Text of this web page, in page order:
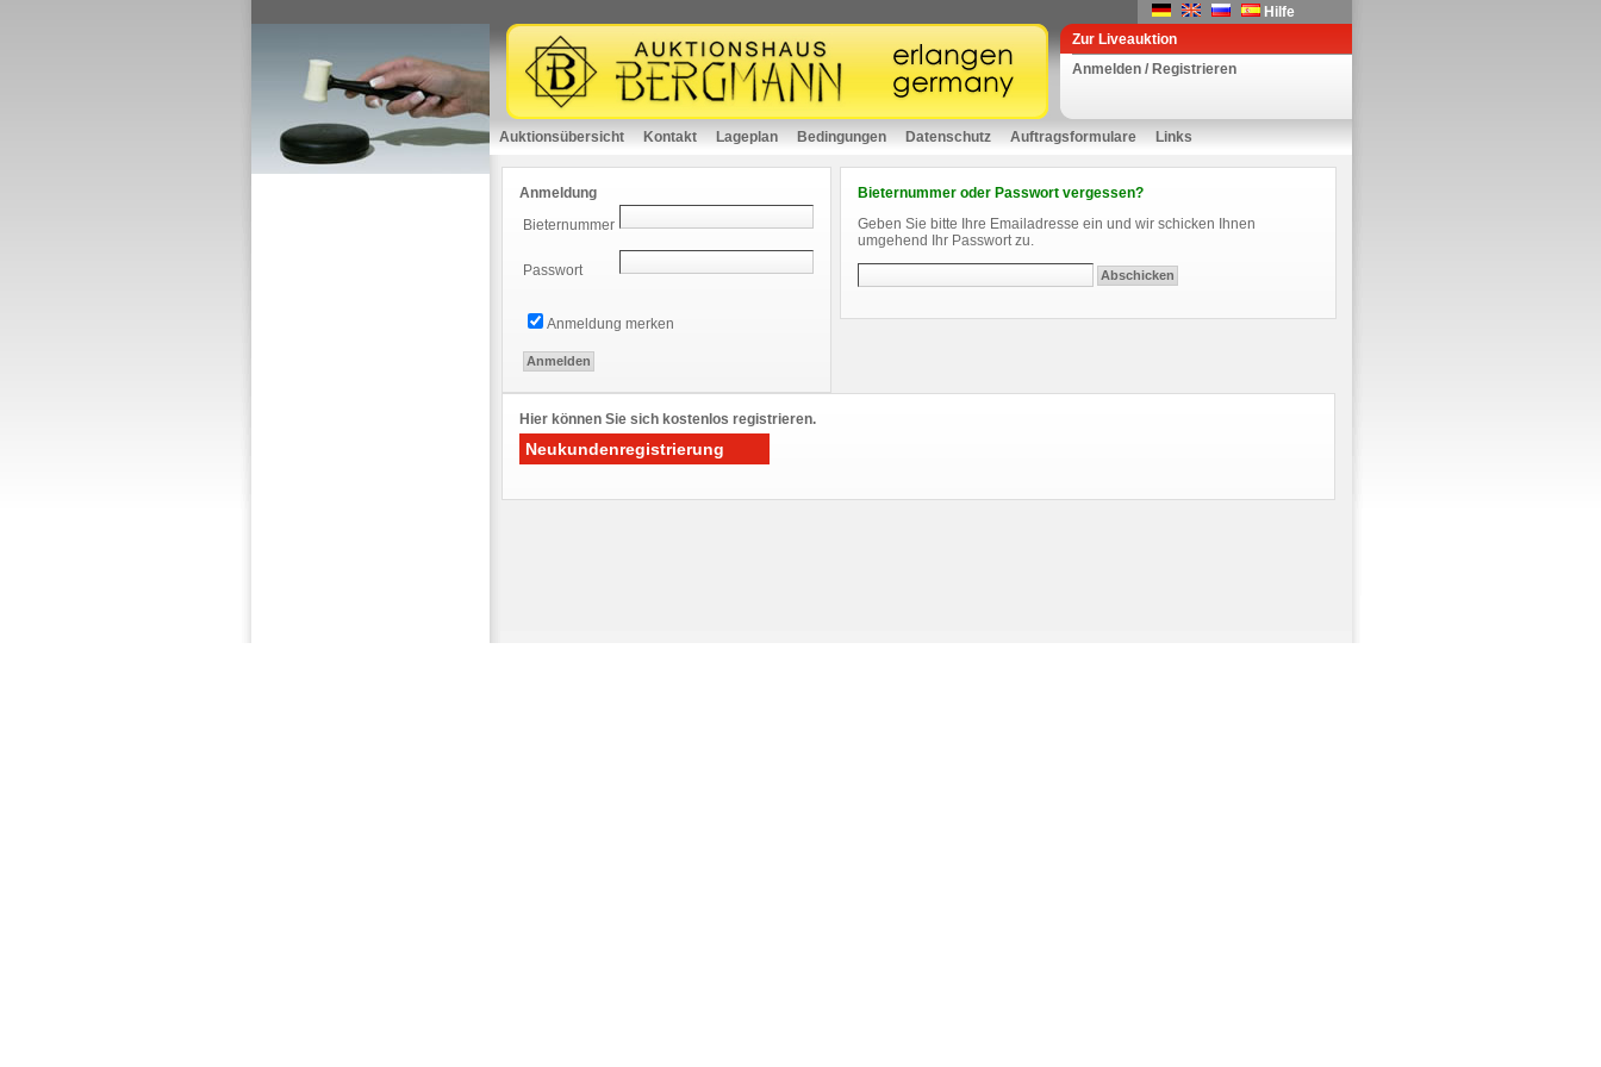
Hilfe
Zur Liveauktion
Anmelden / Registrieren
Auktionsübersicht Kontakt Lageplan Bedingungen Datenschutz Auftragsformulare Links
Anmeldung
Bieternummer
Passwort
Anmeldung merken
Bieternummer oder Passwort vergessen?
Geben Sie bitte Ihre Emailadresse ein und wir schicken Ihnen
umgehend Ihr Passwort zu.
Hier können Sie sich kostenlos registrieren.
Neukundenregistrierung